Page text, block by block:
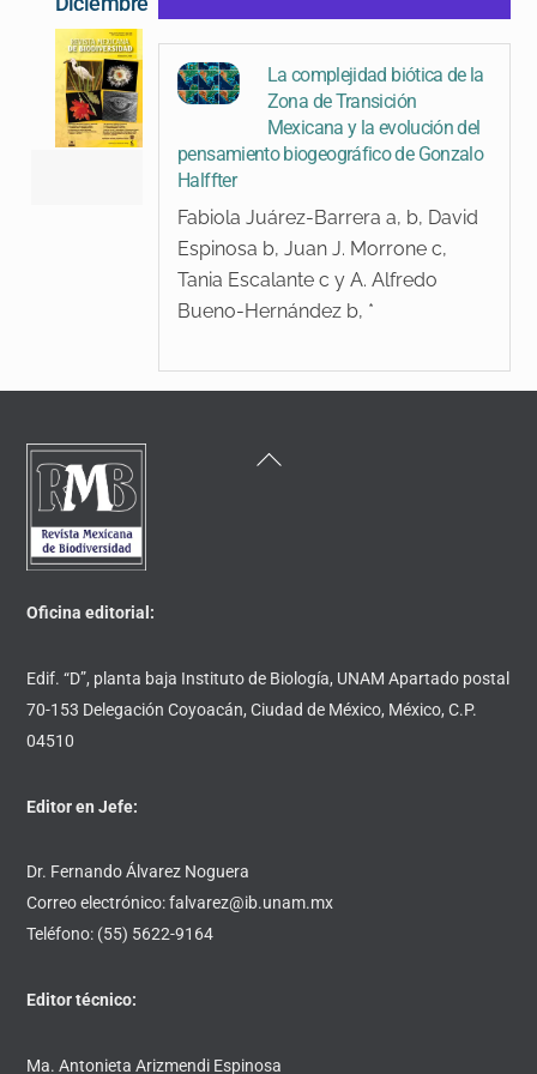
La complejidad biótica de la
Zona de Transición
Mexicana y la evolución del
pensamiento biogeográfico de Gonzalo
Halffter
Fabiola Juárez-Barrera a, b, David
Espinosa b, Juan J. Morrone c,
Tania Escalante c y A. Alfredo
Bueno-Hernández b, *
Back
Oficina editorial:
Edif. “D”, planta baja Instituto de Biología, UNAM Apartado postal
70-153 Delegación Coyoacán, Ciudad de México, México, C.P.
04510
Editor en Jefe:
Dr. Fernando Álvarez Noguera
Correo electrónico: falvarez@ib.unam.mx
Teléfono: (55) 5622-9164
Editor técnico:
Ma. Antonieta Arizmendi Espinosa